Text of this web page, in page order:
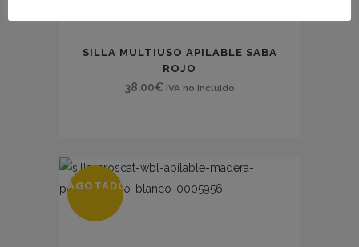
SILLA MULTIUSO APILABLE SABA
ROJO
38.00€ IVA no incluido
AGOTADO